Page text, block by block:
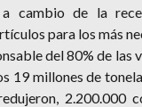
cambio de la
para los más
del 80% de
19 millones de
2.200.000